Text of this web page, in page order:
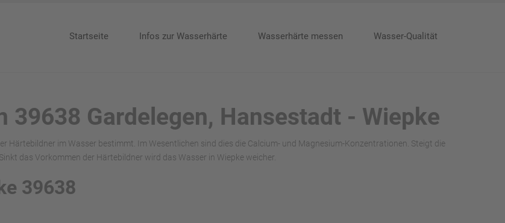
Startseite Infos zur Wasserhärte Wasserhärte messen Wasser-Qualität
39638 Gardelegen, Hansestadt - Wiepke
Härtebildner im Wasser bestimmt. Im Wesentlichen sind dies die Calcium- und Magnesium-Konzentrationen. Steigt die
das Vorkommen der Härtebildner wird das Wasser in Wiepke weicher.
39638